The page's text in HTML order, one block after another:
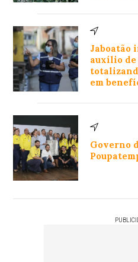
Jaboatão
auxílio de
em
Governo